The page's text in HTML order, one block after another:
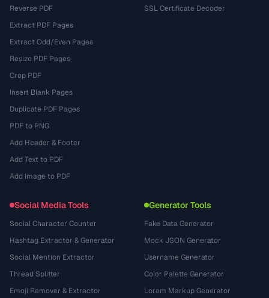
Reverse PDF
Extract PDF Pages
Extract Odd/Even Pages
Resize PDF Pages
Crop PDF
Insert Blank Pages
Duplicate PDF Pages
PDF to PNG
Add Header & Footer
Add Text to PDF
Add Image to PDF
SSL Certificate Decoder
Social Media Tools
Social Character Counter
Hashtag Extractor & Generator
Social Mention Extractor
Thread Splitter
Emoji Remover & Extractor
Generator Tools
Fake Data Generator
Mock JSON Generator
Username Generator
Color Palette Generator
Lorem Markup Generator